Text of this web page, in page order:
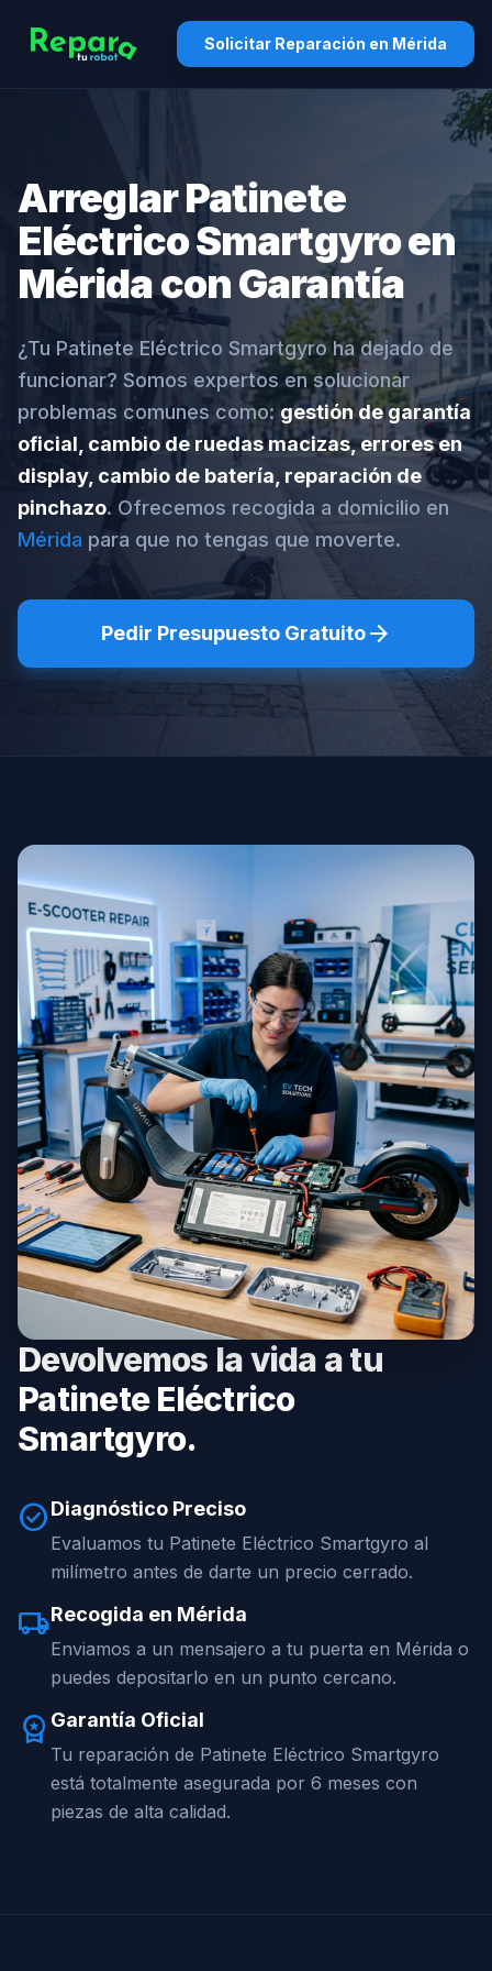
Solicitar Reparación en Mérida
Arreglar Patinete
Eléctrico Smartgyro en
Mérida con Garantía
¿Tu Patinete Eléctrico Smartgyro ha dejado de
funcionar? Somos expertos en solucionar
problemas comunes como:gestión de garantía
oficial, cambio de ruedas macizas, errores en
display, cambio de batería, reparación de
pinchazo. Ofrecemos recogida a domicilio en
Mérida para que no tengas que moverte.
Pedir Presupuesto Gratuitoarrow_forward
Devolvemos la vida a tu
Patinete Eléctrico
Smartgyro.
check_circleDiagnóstico Preciso
Evaluamos tu Patinete Eléctrico Smartgyro al
milímetro antes de darte un precio cerrado.
local_shippingRecogida en Mérida
Enviamos a un mensajero a tu puerta en Mérida o
puedes depositarlo en un punto cercano.
workspace_premium Garantía Oficial
Tu reparación de Patinete Eléctrico Smartgyro
está totalmente asegurada por 6 meses con
piezas de alta calidad.